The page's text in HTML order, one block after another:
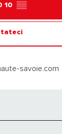
10 ▒▒
savoie.com